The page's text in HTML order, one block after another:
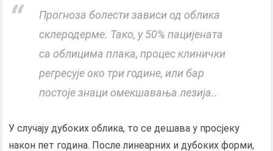
Прогноза болести зависи од облика
склеродерме. Тако, у 50% пацијената
са облицима плака, процес клинички
регресује око три године, или бар
постоје знаци омекшавања лезија..
У случају дубоких облика, то се дешава у просјеку
након пет година. После линеарних и дубоких форми,